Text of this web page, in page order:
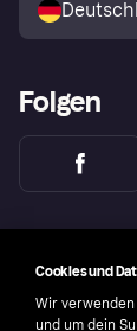
Folgen
Cookies und
Wir
und um dein